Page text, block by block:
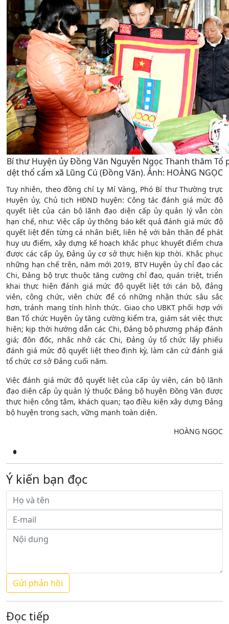
Bí thư Huyện ủy Đồng Văn Nguyễn Ngọc Thanh thăm Tổ
dệt thổ cẩm xã Lũng Cú (Đồng Văn). Ảnh: HOÀNG NGỌC
Tuy nhiên, theo đồng chí Ly Mí Vàng, Phó Bí thư Thường trực
Huyện ủy, Chủ tịch HĐND huyện: Công tác đánh giá mức độ
quyết liệt của cán bộ lãnh đạo diện cấp ủy quản lý vẫn còn
hạn chế, như: Việc cấp ủy thông báo kết quả đánh giá mức độ
quyết liệt đến từng cá nhân biết, liên hệ với bản thân để phát
huy ưu điểm, xây dựng kế hoạch khắc phục khuyết điểm chưa
được các cấp ủy, Đảng ủy cơ sở thực hiện kịp thời. Khắc phục
những hạn chế trên, năm mới 2019, BTV Huyện ủy chỉ đạo các
Chi, Đảng bộ trực thuộc tăng cường chỉ đạo, quán triệt, triển
khai thực hiện đánh giá mức độ quyết liệt tới cán bộ, đảng
viên, công chức, viên chức để có những nhận thức sâu sắc
hơn, tránh mang tính hình thức. Giao cho UBKT phối hợp với
Ban Tổ chức Huyện ủy tăng cường kiểm tra, giám sát việc thực
hiện; kịp thời hướng dẫn các Chi, Đảng bộ phương pháp đánh
giá; đôn đốc, nhắc nhở các Chi, Đảng ủy tổ chức lấy phiếu
đánh giá mức độ quyết liệt theo định kỳ, làm căn cứ đánh giá
tổ chức cơ sở Đảng cuối năm.
Việc đánh giá mức độ quyết liệt của cấp ủy viên, cán bộ lãnh
đạo diện cấp ủy quản lý thuộc Đảng bộ huyện Đồng Văn được
thực hiện công tâm, khách quan; tạo điều kiện xây dựng Đảng
bộ huyện trong sạch, vững mạnh toàn diện.
HOÀNG NGỌC
Ý kiến bạn đọc
Đọc tiếp